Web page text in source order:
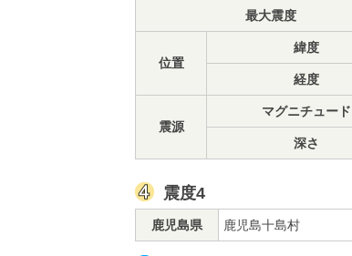
最大震度
位置
緯度
経度
震源
マグニチュード
深さ
震度4
鹿児島県 鹿児島十島村